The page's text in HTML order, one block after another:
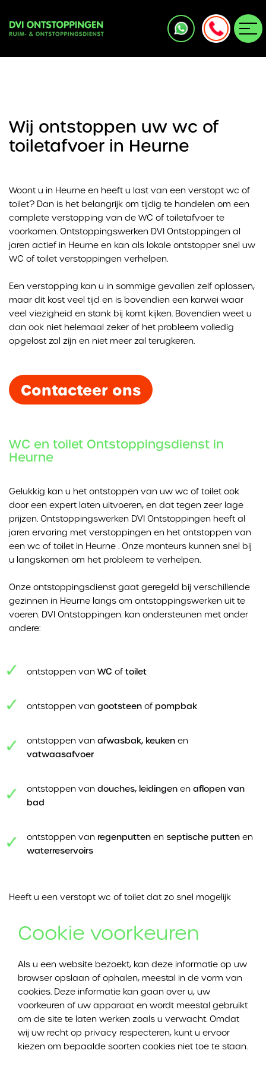
Wij ontstoppen uw wc of
toiletafvoer in Heurne
Woont u in Heurne en heeft u last van een verstopt wc of
toilet? Dan is het belangrijk om tijdig te handelen om een
complete verstopping van de WC of toiletafvoer te
voorkomen. Ontstoppingswerken DVI Ontstoppingen al
jaren actief in Heurne en kan als lokale ontstopper snel uw
WC of toilet verstoppingen verhelpen.
Een verstopping kan u in sommige gevallen zelf oplossen,
maar dit kost veel tijd en is bovendien een karwei waar
veel viezigheid en stank bij komt kijken. Bovendien weet u
dan ook niet helemaal zeker of het probleem volledig
opgelost zal zijn en niet meer zal terugkeren.
Contacteer ons
WC en toilet Ontstoppingsdienst in
Heurne
Gelukkig kan u het ontstoppen van uw wc of toilet ook
door een expert laten uitvoeren, en dat tegen zeer lage
prijzen. Ontstoppingswerken DVI Ontstoppingen heeft al
jaren ervaring met verstoppingen en het ontstoppen van
een wc of toilet in Heurne . Onze monteurs kunnen snel bij
u langskomen om het probleem te verhelpen.
Onze ontstoppingsdienst gaat geregeld bij verschillende
gezinnen in Heurne langs om ontstoppingswerken uit te
voeren. DVI Ontstoppingen. kan ondersteunen met onder
andere:
ontstoppen van WC of toilet
ontstoppen van gootsteen of pompbak
ontstoppen van afwasbak, keuken en
vatwaasafvoer
ontstoppen van douches, leidingen en aflopen van
bad
ontstoppen van regenputten en septische putten en
waterreservoirs
Heeft u een verstopt wc of toilet dat zo snel mogelijk
dan kan u bij Ontstoppingswerken DVI Ontstoppingen
terecht. Dankzij onze spoeddienst kunnen wij
wc of toilet ontstoppen in Heurne
Een verstopt wc of toilet is erg vervelend. En het is
belangrijk om zo snel mogelijk te handelen. Een
Cookie voorkeuren
Als u een website bezoekt, kan deze informatie op uw
browser opslaan of ophalen, meestal in de vorm van
cookies. Deze informatie kan gaan over u, uw
voorkeuren of uw apparaat en wordt meestal gebruikt
om de site te laten werken zoals u verwacht. Omdat
wij uw recht op privacy respecteren, kunt u ervoor
kiezen om bepaalde soorten cookies niet toe te staan.